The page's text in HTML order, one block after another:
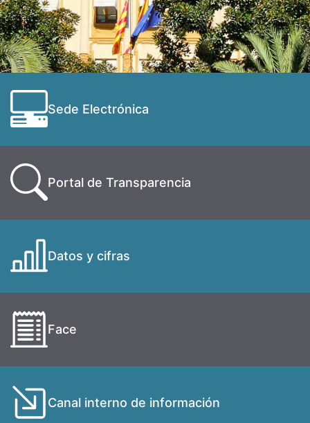
Sede Electrónica
Portal de Transparencia
Datos y cifras
Face
Canal interno de información